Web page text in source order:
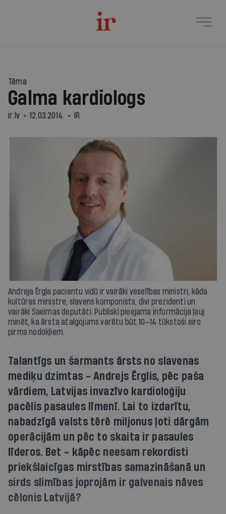
Tēma
Galma kardiologs
ir.lv 12.03.2014. IR
Andreja Ērgļa pacientu vidū ir vairāki veselības ministri, kāda
kultūras ministre, slavens komponists, divi prezidenti un
vairāki Saeimas deputāti. Publiski pieejama informācija ļauj
minēt, ka ārsta atalgojums varētu būt 10—14 tūkstoši eiro
pirms nodokļiem.
Talantīgs un šarmants ārsts no slavenas
mediķu dzimtas - Andrejs Ērglis, pēc paša
vārdiem, Latvijas invazīvo kardioloģiju
pacēlis pasaules līmenī. Lai to izdarītu,
nabadzīgā valsts tērē miljonus ļoti dārgām
operācijām un pēc to skaita ir pasaules
līderos. Bet - kāpēc neesam rekordisti
priekšlaicīgas mirstības samazināšanā un
sirds slimības joprojām ir galvenais nāves
cēlonis Latvijā?